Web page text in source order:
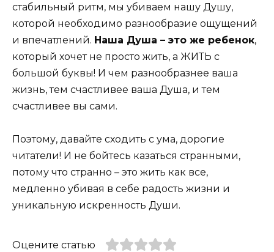
стабильный ритм, мы убиваем нашу Душу,
которой необходимо разнообразие ощущений
и впечатлений. Наша Душа – это же ребенок,
который хочет не просто жить, а ЖИТЬ с
большой буквы! И чем разнообразнее ваша
жизнь, тем счастливее ваша Душа, и тем
счастливее вы сами.
Поэтому, давайте сходить с ума, дорогие
читатели! И не бойтесь казаться странными,
потому что странно – это жить как все,
медленно убивая в себе радость жизни и
уникальную искренность Души.
Оцените статью